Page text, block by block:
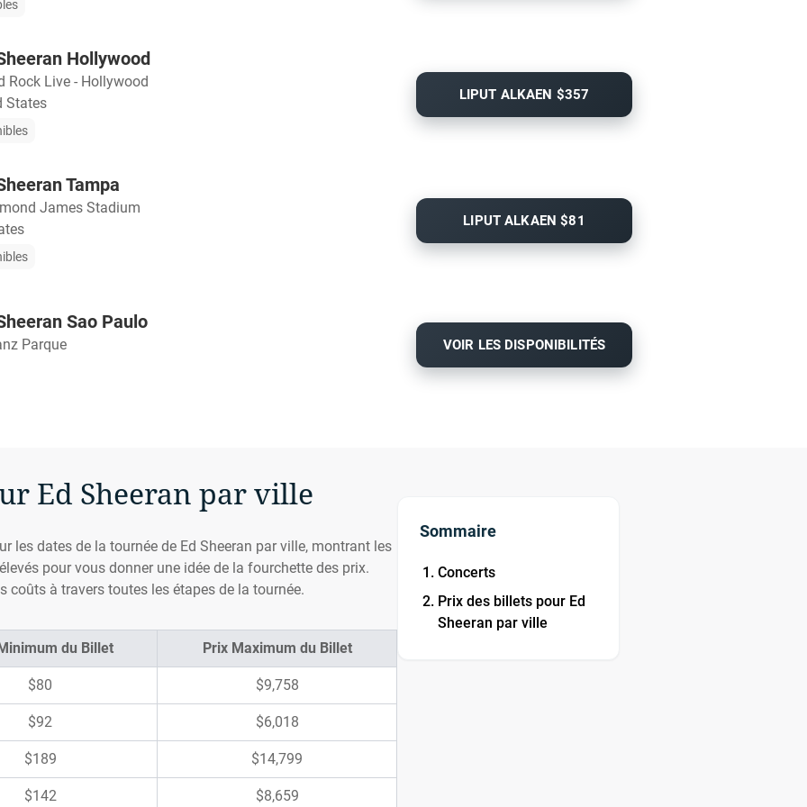
Hollywood
Rock Live - Hollywood
States
LIPUT ALKAEN $357
Tampa
James Stadium
LIPUT ALKAEN $81
Sao Paulo
Parque VOIR LES DISPONIBILITÉS
Ed Sheeran par ville
les dates de la tournée de Ed Sheeran par ville, montrant les
pour vous donner une idée de la fourchette des prix.
coûts à travers toutes les étapes de la tournée.
du Billet Prix Maximum du Billet
$80 $9,758
$92 $6,018
$189 $14,799
$142 $8,659
Sommaire
Concerts
Prix des billets pour Ed
Sheeran par ville